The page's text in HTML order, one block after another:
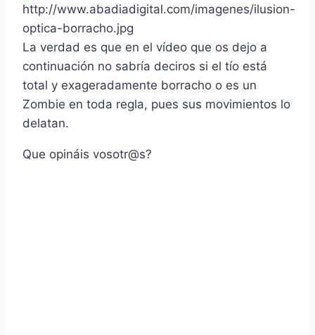
La verdad es que en el ví­deo que os dejo a
continuación no sabrí­a deciros si el tí­o está
total y exageradamente borracho o es un
Zombie en toda regla, pues sus movimientos lo
delatan.
Que opináis vosotr@s?